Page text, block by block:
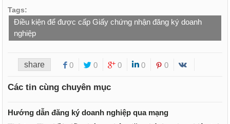
Tags:
Điều kiện để được cấp Giấy chứng nhận đăng ký doanh
nghiệp
share 0 0 0 0 0
Các tin cùng chuyên mục
Hướng dẫn đăng ký doanh nghiệp qua mạng